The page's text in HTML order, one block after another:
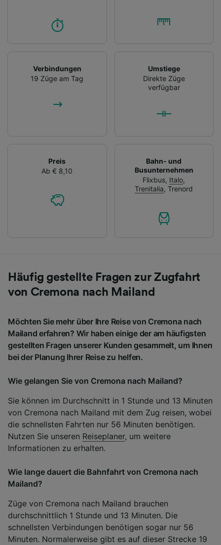
Verbindungen
19 Züge am Tag
Umstiege
Direkte Züge
verfügbar
Preis
Ab € 8,10
Bahn- und
Busunternehmen
Flixbus, Italo,
Trenitalia,Trenord
Häufig gestellte Fragen zur Zugfahrt
von Cremona nach Mailand
Möchten Sie mehr über Ihre Reise von Cremona nach
Mailand erfahren? Wir haben einige der am häufigsten
gestellten Fragen unserer Kunden gesammelt, um Ihnen
bei der Planung Ihrer Reise zu helfen.
Wie gelangen Sie von Cremona nach Mailand?
Sie können im Durchschnitt in 1 Stunde und 13 Minuten
von Cremona nach Mailand mit dem Zug reisen, wobei
die schnellsten Fahrten nur 56 Minuten benötigen.
Nutzen Sie unseren Reiseplaner, um weitere
Informationen zu erhalten.
Wie lange dauert die Bahnfahrt von Cremona nach
Mailand?
Züge von Cremona nach Mailand brauchen
durchschnittlich 1 Stunde und 13 Minuten. Die
schnellsten Verbindungen benötigen sogar nur 56
Minuten. Normalerweise gibt es auf dieser Strecke 19